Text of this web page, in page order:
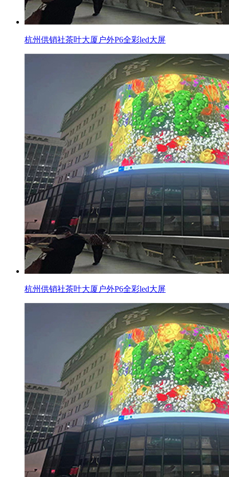
杭州供销社茶叶大厦户外P6全彩led大屏
杭州供销社茶叶大厦户外P6全彩led大屏